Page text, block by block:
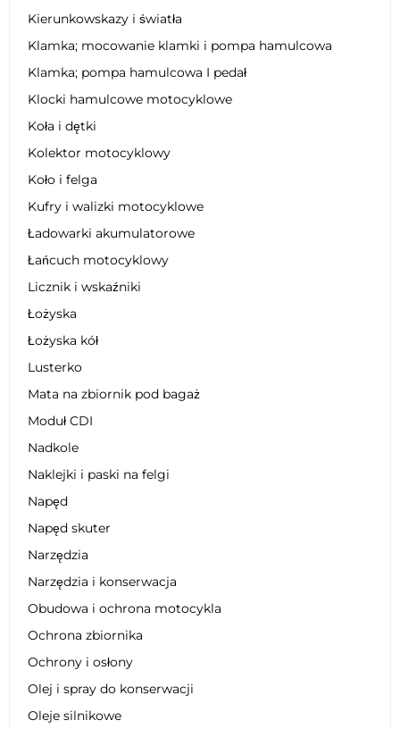
Kierunkowskazy i światła
Klamka; mocowanie klamki i pompa hamulcowa
Klamka; pompa hamulcowa I pedał
Klocki hamulcowe motocyklowe
Koła i dętki
Kolektor motocyklowy
Koło i felga
Kufry i walizki motocyklowe
Ładowarki akumulatorowe
Łańcuch motocyklowy
Licznik i wskaźniki
Łożyska
Łożyska kół
Lusterko
Mata na zbiornik pod bagaż
Moduł CDI
Nadkole
Naklejki i paski na felgi
Napęd
Napęd skuter
Narzędzia
Narzędzia i konserwacja
Obudowa i ochrona motocykla
Ochrona zbiornika
Ochrony i osłony
Olej i spray do konserwacji
Oleje silnikowe